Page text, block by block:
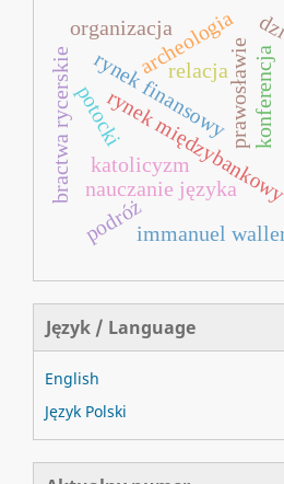
rynek międzybankowy
prawosławie
nauczanie języka
rynek finansowy
katolicyzm
archeologia
konferencja
organizacja
bractwa rycerskie
podróż
potocki
relacja
immanuel
Język / Language
English
Język Polski